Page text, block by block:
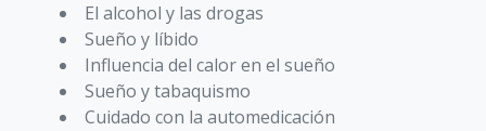
El alcohol y las drogas
Sueño y líbido
Influencia del calor en el sueño
Sueño y tabaquismo
Cuidado con la automedicación